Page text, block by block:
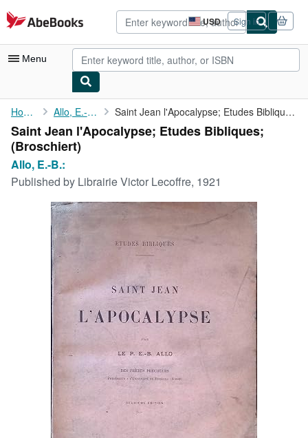
Skip to main content
AbeBooks.com USD
Site
shopping
preferences
Sign in
Menu
My Account
My Purchases
Sign Off
Advanced Search
Browse Collections
Rare Books
Art & Collectibles
Textbooks
Start Selling
CLOSE
Home Allo, E.-B.: Saint Jean l'Apocalypse; Etudes Bibliques;
Saint Jean l'Apocalypse; Etudes Bibliques;
(Broschiert)
Allo, E.-B.:
Published by Librairie Victor Lecoffre, 1921